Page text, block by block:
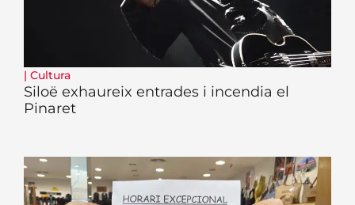
| Cultura
Siloë exhaureix entrades i incendia el
Pinaret